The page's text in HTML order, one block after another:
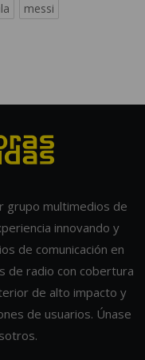
messi
grupo multimedios de
innovando y
de comunicación en
de radio con cobertura
de alto impacto y
de usuarios. Únase